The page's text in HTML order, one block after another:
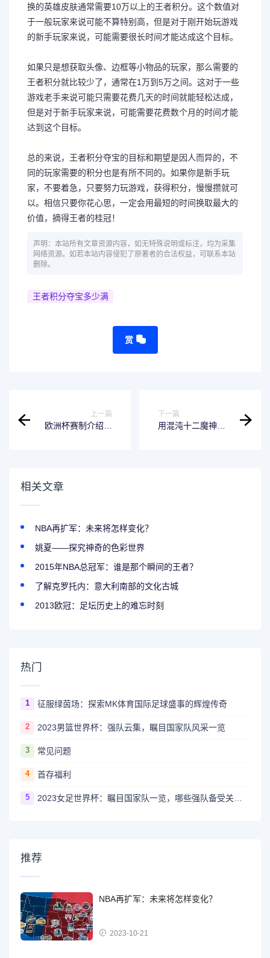
换的英雄皮肤通常需要10万以上的王者积分。这个数值对
于一般玩家来说可能不算特别高，但是对于刚开始玩游戏
的新手玩家来说，可能需要很长时间才能达成这个目标。
如果只是想获取头像、边框等小物品的玩家，那么需要的
王者积分就比较少了，通常在1万到5万之间。这对于一些
游戏老手来说可能只需要花费几天的时间就能轻松达成，
但是对于新手玩家来说，可能需要花费数个月的时间才能
达到这个目标。
总的来说，王者积分夺宝的目标和期望是因人而异的，不
同的玩家需要的积分也是有所不同的。如果你是新手玩
家，不要着急，只要努力玩游戏，获得积分，慢慢攒就可
以。相信只要你花心思，一定会用最短的时间换取最大的
价值，摘得王者的桂冠！
声明：本站所有文章资源内容，如无特殊说明或标注，均为采集
网络资源。如若本站内容侵犯了原著者的合法权益，可联系本站
删除。
王者积分夺宝多少满
赏
上一篇
欧洲杯赛制介绍：
下一篇
用混沌十二魔神为
相关文章
NBA再扩军：未来将怎样变化？
姚夏——探究神奇的色彩世界
2015年NBA总冠军：谁是那个瞬间的王者？
了解克罗托内：意大利南部的文化古城
2013欧冠：足坛历史上的难忘时刻
热门
1 征服绿茵场：探索MK体育国际足球盛事的辉煌传奇
2 2023男篮世界杯：强队云集，瞩目国家队风采一览
3 常见问题
4 首存福利
5
推荐
NBA再扩军：未来将怎样变化？
2023-10-21